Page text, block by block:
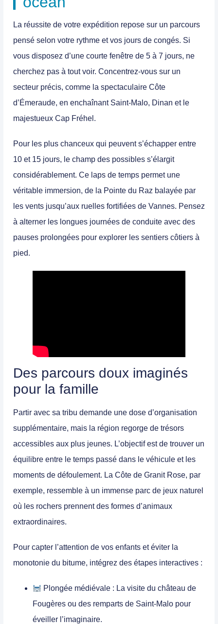
La réussite de votre expédition repose sur un parcours
pensé selon votre rythme et vos jours de congés. Si
vous disposez d’une courte fenêtre de 5 à 7 jours, ne
cherchez pas à tout voir. Concentrez-vous sur un
secteur précis, comme la spectaculaire Côte
d’Émeraude, en enchaînant Saint-Malo, Dinan et le
majestueux Cap Fréhel.
Pour les plus chanceux qui peuvent s’échapper entre
10 et 15 jours, le champ des possibles s’élargit
considérablement. Ce laps de temps permet une
véritable immersion, de la Pointe du Raz balayée par
les vents jusqu’aux ruelles fortifiées de Vannes. Pensez
à alterner les longues journées de conduite avec des
pauses prolongées pour explorer les sentiers côtiers à
pied.
Des parcours doux imaginés
pour la famille
Partir avec sa tribu demande une dose d’organisation
supplémentaire, mais la région regorge de trésors
accessibles aux plus jeunes. L’objectif est de trouver un
équilibre entre le temps passé dans le véhicule et les
moments de défoulement. La Côte de Granit Rose, par
exemple, ressemble à un immense parc de jeux naturel
où les rochers prennent des formes d’animaux
extraordinaires.
Pour capter l’attention de vos enfants et éviter la
monotonie du bitume, intégrez des étapes interactives :
Plongée médiévale : La visite du château de
Fougères ou des remparts de Saint-Malo pour
éveiller l’imaginaire.